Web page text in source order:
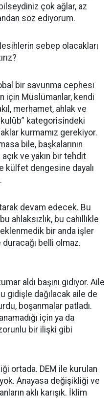
çok ağlar, az
söz ediyorum.
sebep olacakları
bir savunma cephesi
için Müslümanlar, kendi
merhamet, ahlak ve
kategorisindeki
kurmamız gerekiyor.
bile, başkalarının
ve yakın bir tehdit
külfet dengesine dayalı
devam edecek. Bu
ahlaksızlık, bu cahillikle
bir anda işler
belli olmaz.
aldı başını gidiyor. Aile
gidişle dağılacak aile de
boşanmalar patladı.
için ya da
bir ilişki gibi
ortada. DEM ile kurulan
Anayasa değişikliği ve
aklı karışık. İklim